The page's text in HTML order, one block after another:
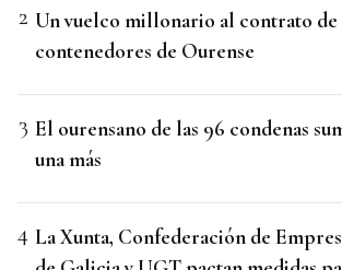
Un vuelco millonario al contrato de
contenedores de Ourense
El ourensano de las 96 condenas
una más
La Xunta, Confederación de